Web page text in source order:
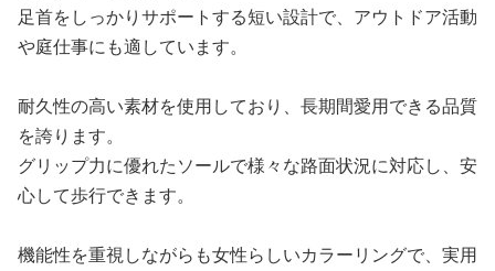
足首をしっかりサポートする短い設計で、アウトドア活動
や庭仕事にも適しています。
耐久性の高い素材を使用しており、長期間愛用できる品質
を誇ります。
グリップ力に優れたソールで様々な路面状況に対応し、安
心して歩行できます。
機能性を重視しながらも女性らしいカラーリングで、実用